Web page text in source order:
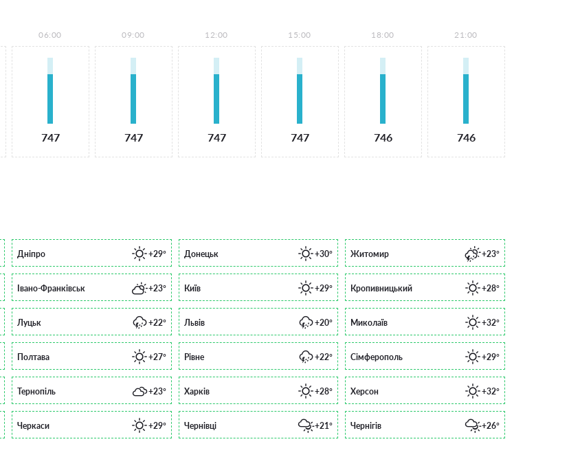
06:00
747
09:00
747
12:00
747
15:00
747
18:00
746
21:00
746
Дніпро +29° Донецьк +30° Житомир +23°
Івано-Франківськ +23° Київ +29° Кропивницький +28°
Луцьк +22° Львів +20° Миколаїв +32°
Полтава +27° Рівне +22° Сімферополь +29°
Тернопіль +23° Харків +28° Херсон +32°
Черкаси +29° Чернівці +21° Чернігів +26°